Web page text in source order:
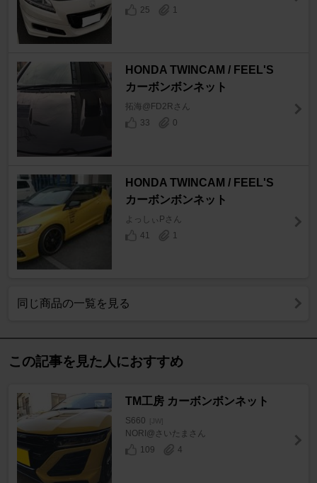
25
1
HONDA TWINCAM / FEEL'S
カーボンボンネット
拓海@FD2Rさん
33
0
HONDA TWINCAM / FEEL'S
カーボンボンネット
よっしぃPさん
41
1
同じ商品の一覧を見る
この記事を見た人におすすめ
TM工房 カーボンボンネット
S660 [JW]
NORI@さいたまさん
109
4